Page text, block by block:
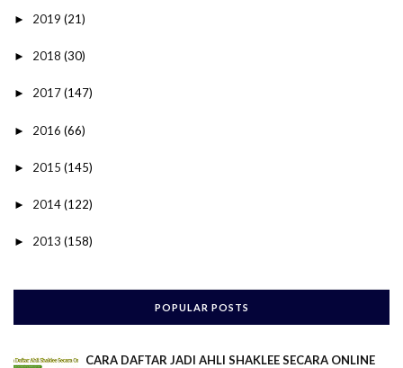
► 2019 (21)
► 2018 (30)
► 2017(147)
► 2016 (66)
► 2015 (145)
► 2014(122)
► 2013 (158)
POPULAR POSTS
CARA DAFTAR JADI AHLI SHAKLEE SECARA ONLINE